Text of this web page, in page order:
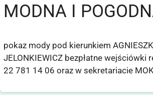
MODNA I
pokaz mody pod kierunkiem
JELONKIEWICZ bezpłatne wejściówki
22 781 14 06 oraz w sekretariacie MOK